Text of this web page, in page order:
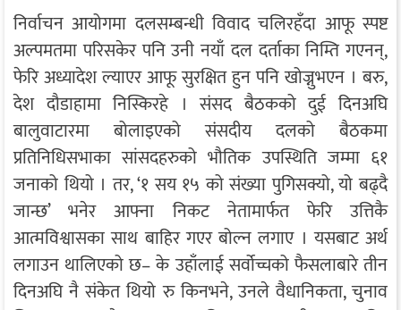
निर्वाचन आयोगमा दलसम्बन्धी विवाद चलिरहँदा आफू स्पष्ट
अल्पमतमा परिसकेर पनि उनी नयाँ दल दर्ताका निम्ति गएनन्,
फेरि अध्यादेश ल्याएर आफू सुरक्षित हुन पनि खोज्नुभएन । बरु,
देश दौडाहामा निस्किरहे । संसद बैठकको दुई दिनअघि
बालुवाटारमा बोलाइएको संसदीय दलको बैठकमा
प्रतिनिधिसभाका सांसदहरुको भौतिक उपस्थिति जम्मा ६१
जनाको थियो । तर, ‘१ सय १५ को संख्या पुगिसक्यो, यो बढ्दै
जान्छ’ भनेर आफ्ना निकट नेतामार्फत फेरि उत्तिकै
आत्मविश्वासका साथ बाहिर गएर बोल्न लगाए । यसबाट अर्थ
लगाउन थालिएको छ– के उहाँलाई सर्वोच्चको फैसलाबारे तीन
दिनअघि नै संकेत थियो रु किनभने, उनले वैधानिकता, चुनाव